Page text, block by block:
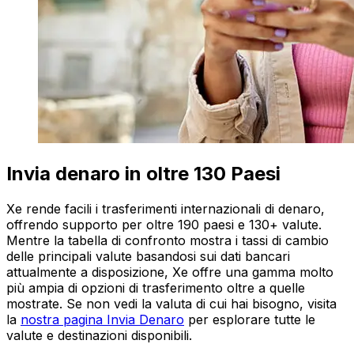
Invia denaro in oltre 130 Paesi
Xe rende facili i trasferimenti internazionali di denaro,
offrendo supporto per oltre 190 paesi e 130+ valute.
Mentre la tabella di confronto mostra i tassi di cambio
delle principali valute basandosi sui dati bancari
attualmente a disposizione, Xe offre una gamma molto
più ampia di opzioni di trasferimento oltre a quelle
mostrate. Se non vedi la valuta di cui hai bisogno, visita
la nostra pagina Invia Denaro per esplorare tutte le
valute e destinazioni disponibili.